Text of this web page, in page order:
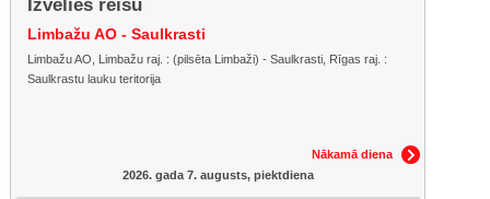
Izvēlies reisu
Limbažu AO - Saulkrasti
Limbažu AO, Limbažu raj. : (pilsēta Limbaži) - Saulkrasti, Rīgas raj. :
Saulkrastu lauku teritorija
Nākamā diena
2026. gada 7. augusts, piektdiena